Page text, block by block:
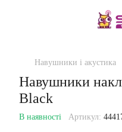
Навушники і акустика
Навушники
Black
В наявності Артикул: